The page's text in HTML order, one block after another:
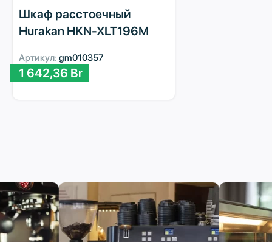
Шкаф расстоечный
Hurakan HKN-XLT196M
Артикул: gm010357
1 642,36 Br